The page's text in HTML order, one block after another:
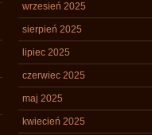
wrzesień 2025
sierpień 2025
lipiec 2025
czerwiec 2025
maj 2025
kwiecień 2025